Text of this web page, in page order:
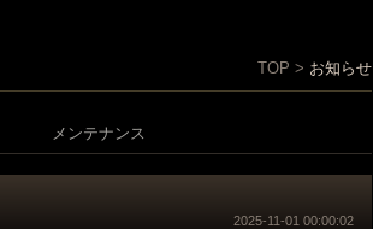
TOP > お知らせ
メンテナンス
2025-11-01 00:00:02